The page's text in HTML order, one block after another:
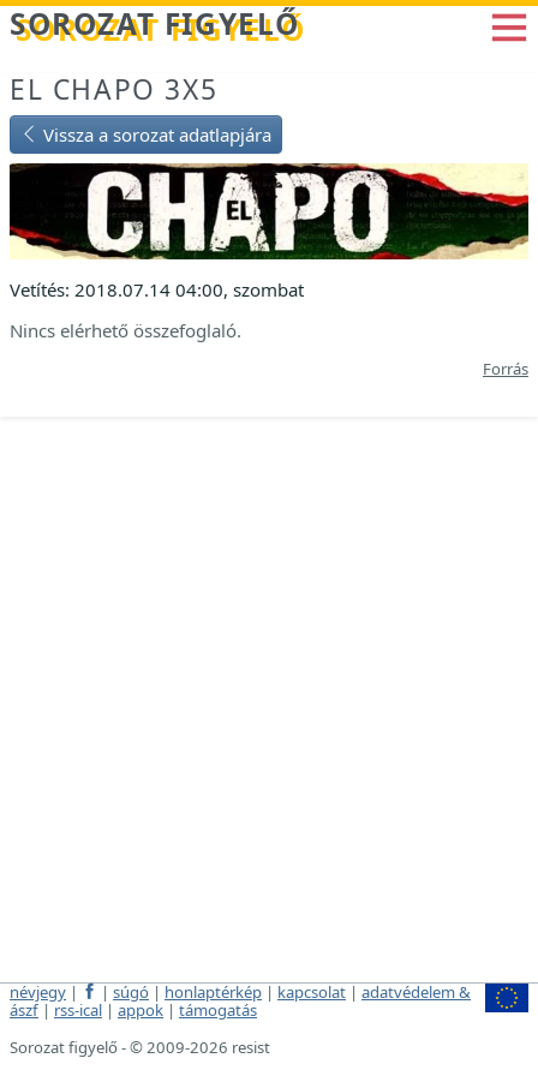
Betöltés...
SOROZAT FIGYELŐ
EL CHAPO 3X5
Vissza a sorozat adatlapjára
Vetítés: 2018.07.14 04:00, szombat
Nincs elérhető összefoglaló.
Forrás
névjegy | | súgó | honlaptérkép | kapcsolat | adatvédelem &
ászf | rss-ical | appok | támogatás
Sorozat figyelő - © 2009-2026 resist